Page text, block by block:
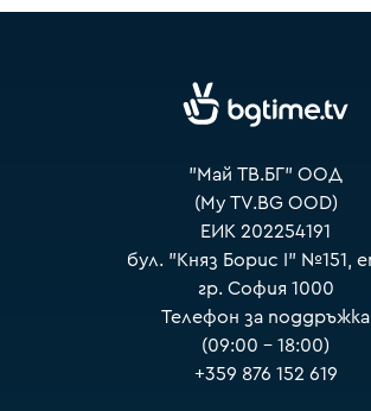
"Май ТВ.БГ" ООД
(My TV.BG OOD)
ЕИК 202254191
бул. "Княз Борис I" №151,
гр. София 1000
Телефон за поддръжка
(09:00 – 18:00)
+359 876 152 619